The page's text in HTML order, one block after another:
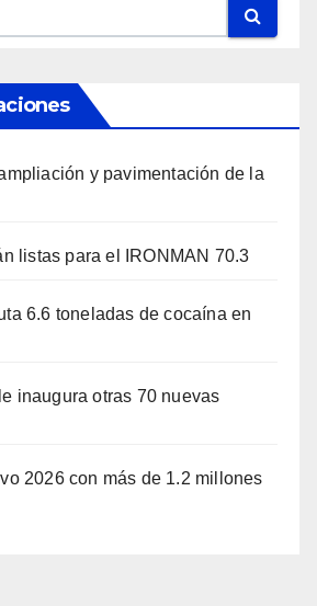
y pavimentación de la
listas para el IRONMAN 70.3
6.6 toneladas de cocaína en
inaugura otras 70 nuevas
2026 con más de 1.2 millones